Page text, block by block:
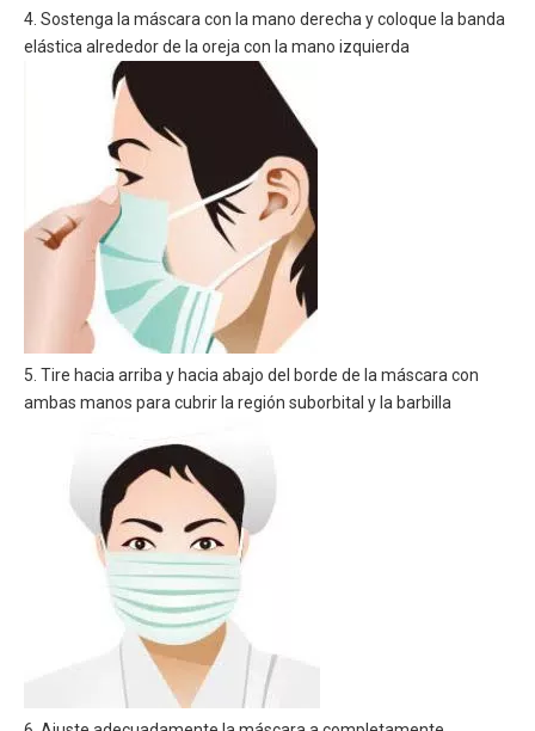
4. Sostenga la máscara con la mano derecha y coloque la banda
elástica alrededor de la oreja con la mano izquierda
5. Tire hacia arriba y hacia abajo del borde de la máscara con
ambas manos para cubrir la región suborbital y la barbilla